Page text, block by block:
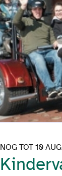
NOG TOT 10